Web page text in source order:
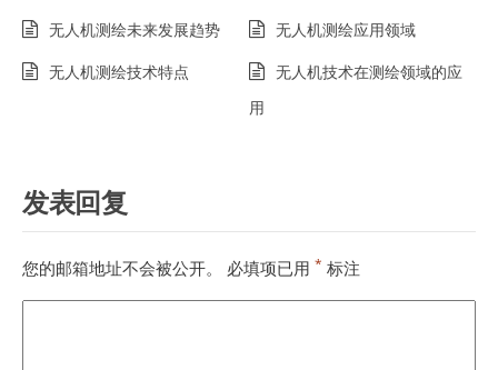
无人机测绘未来发展趋势
无人机测绘应用领域
无人机测绘技术特点
无人机技术在测绘领域的应
用
发表回复
您的邮箱地址不会被公开。 必填项已用 * 标注